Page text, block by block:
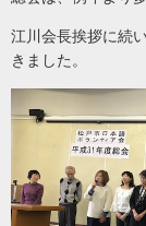
江川会長挨拶に続
きました。